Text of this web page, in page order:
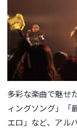
多彩な楽曲で魅せ
ィングソング」「
エロ」など、 アル